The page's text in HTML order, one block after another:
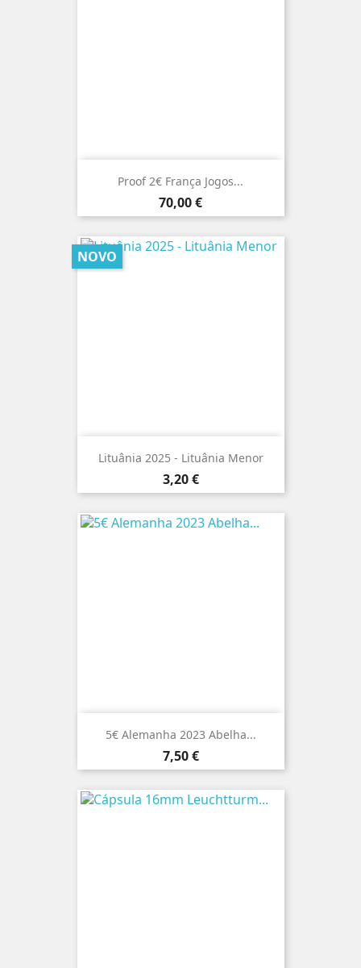
Proof 2€ França Jogos...
Preço
70,00 €
Lituânia 2025 - Lituânia Menor
Preço
3,20 €
NOVO
5€ Alemanha 2023 Abelha...
Preço
7,50 €